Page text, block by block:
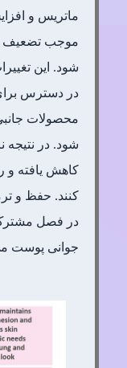
ماتریس و
شود. این
در دسترس برای
محصولات
شود. در نتیجه
کاهش یافته و
کنند. حفظ و
در فصل
جوانی پوست